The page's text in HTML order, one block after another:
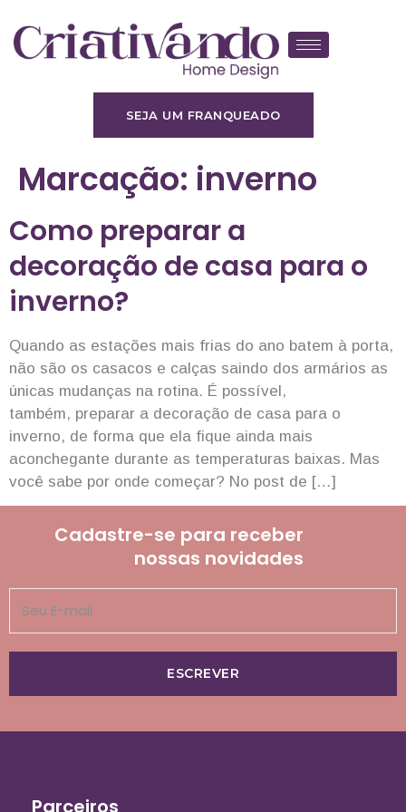
SEJA UM FRANQUEADO
Marcação: inverno
Como preparar a
decoração de casa para o
inverno?
Quando as estações mais frias do ano batem à porta,
não são os casacos e calças saindo dos armários as
únicas mudanças na rotina. É possível,
também, preparar a decoração de casa para o
inverno, de forma que ela fique ainda mais
aconchegante durante as temperaturas baixas. Mas
você sabe por onde começar? No post de […]
Cadastre-se para receber
nossas novidades
ESCREVER
Parceiros